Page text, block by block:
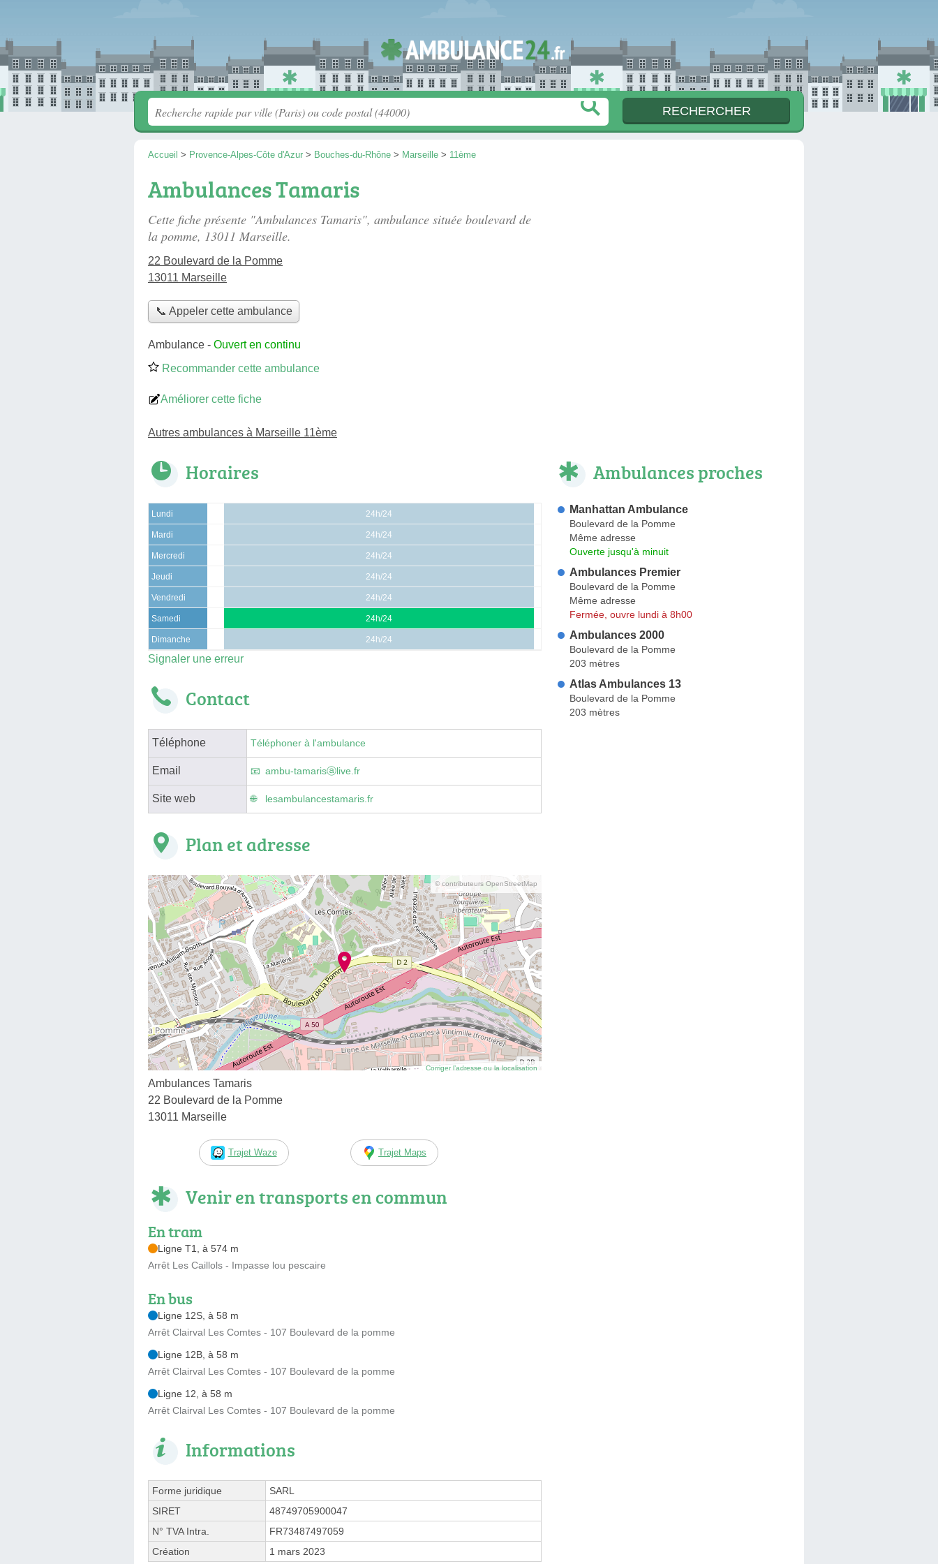
Accueil > Provence-Alpes-Côte d'Azur > Bouches-du-Rhône > Marseille > 11ème
Ambulances Tamaris
Cette fiche présente "Ambulances Tamaris", ambulance située boulevard de
la pomme, 13011 Marseille.
22 Boulevard de la Pomme
13011 Marseille
📞 Appeler cette ambulance
Ambulance - Ouvert en continu
Recommander cette ambulance
Améliorer cette fiche
Autres ambulances à Marseille 11ème
Horaires
Lundi 24h/24
Mardi 24h/24
Mercredi 24h/24
Jeudi 24h/24
Vendredi 24h/24
Samedi 24h/24
Dimanche 24h/24
Signaler une erreur
Contact
Téléphone Téléphoner à l'ambulance
Email ambu-tamarisⓐlive.fr
Site web lesambulancestamaris.fr
Plan et adresse
© contributeurs OpenStreetMap
Corriger l’adresse ou la localisation
Ambulances Tamaris
22 Boulevard de la Pomme
13011 Marseille
Trajet Waze Trajet Maps
Venir en transports en commun
En tram
Ligne T1, à 574 m
Arrêt Les Caillols - Impasse lou pescaire
En bus
Ligne 12S, à 58 m
Arrêt Clairval Les Comtes - 107 Boulevard de la pomme
Ligne 12B, à 58 m
Arrêt Clairval Les Comtes - 107 Boulevard de la pomme
Ligne 12, à 58 m
Arrêt Clairval Les Comtes - 107 Boulevard de la pomme
Informations
Forme juridique
SARL
SIRET
48749705900047
N° TVA Intra.
FR73487497059
Création
1 mars 2023
Ambulances proches
Manhattan Ambulance
Boulevard de la Pomme
Même adresse
Ouverte jusqu'à minuit
Ambulances Premier
Boulevard de la Pomme
Même adresse
Fermée, ouvre lundi à 8h00
Ambulances 2000
Boulevard de la Pomme
203 mètres
Atlas Ambulances 13
Boulevard de la Pomme
203 mètres